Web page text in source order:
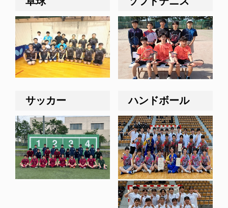
サッカー ハンドボール